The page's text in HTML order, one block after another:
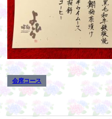
会席コース